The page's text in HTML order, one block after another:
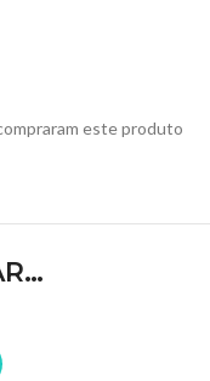
este produto